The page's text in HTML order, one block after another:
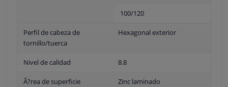
100/120
Perfil de cabeza de
tornillo/tuerca
Hexagonal exterior
Nivel de calidad 8.8
Ã?rea de superficie Zinc laminado